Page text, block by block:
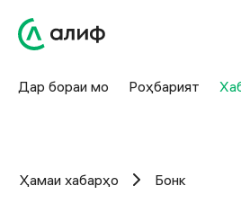
Дар бораи мо Роҳбарият
Ҳамаи хабарҳо Бонк